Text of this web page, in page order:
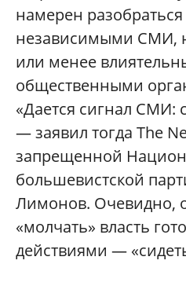
намерен разобраться
независимыми СМИ,
или менее
общественными
«Дается сигнал СМИ:
— заявил тогда The
запрещенной
большевистской
Лимонов. Очевидно,
«молчать» власть
действиями —